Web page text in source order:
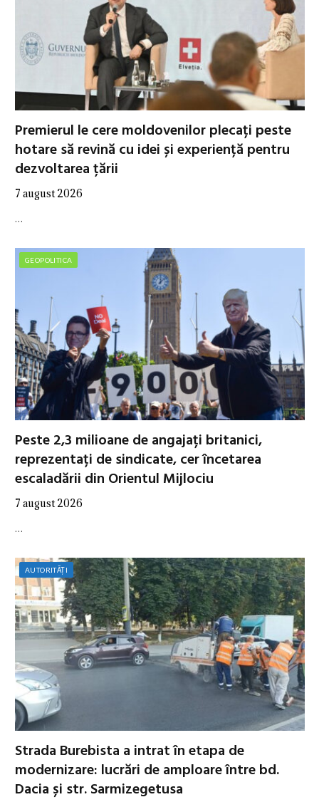
Premierul le cere moldovenilor plecați peste
hotare să revină cu idei și experiență pentru
dezvoltarea țării
7 august 2026
…
GEOPOLITICA
Peste 2,3 milioane de angajați britanici,
reprezentați de sindicate, cer încetarea
escaladării din Orientul Mijlociu
7 august 2026
…
AUTORITĂȚI
Strada Burebista a intrat în etapa de
modernizare: lucrări de amploare între bd.
Dacia și str. Sarmizegetusa